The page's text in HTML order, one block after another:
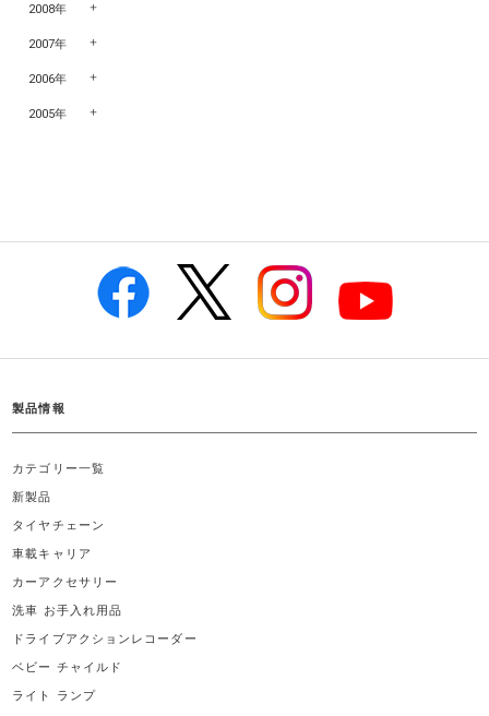
2008年
2007年
2006年
2005年
製品情報
カテゴリー一覧
新製品
タイヤチェーン
車載キャリア
カーアクセサリー
洗車 お手入れ用品
ドライブアクションレコーダー
ベビー チャイルド
ライト ランプ